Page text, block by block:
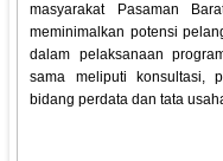
masyarakat Pasaman
meminimalkan potensi
dalam pelaksanaan
sama meliputi konsultasi,
bidang perdata dan tata